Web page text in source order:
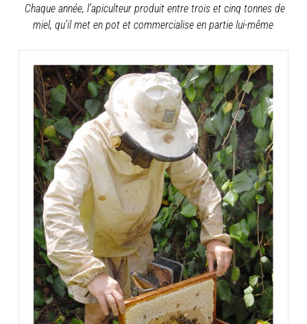
Chaque année, l’apiculteur produit entre trois et cinq tonnes de
miel, qu’il met en pot et commercialise en partie lui-même